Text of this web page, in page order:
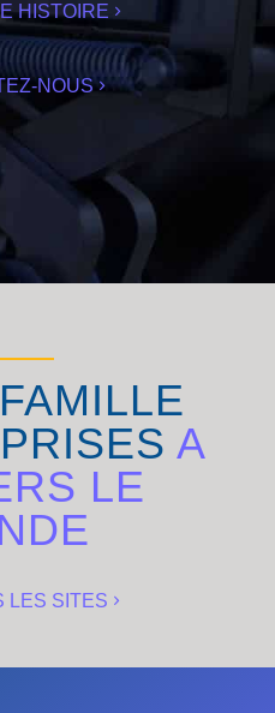
HISTOIRE
NOUS
A
LE
LES SITES